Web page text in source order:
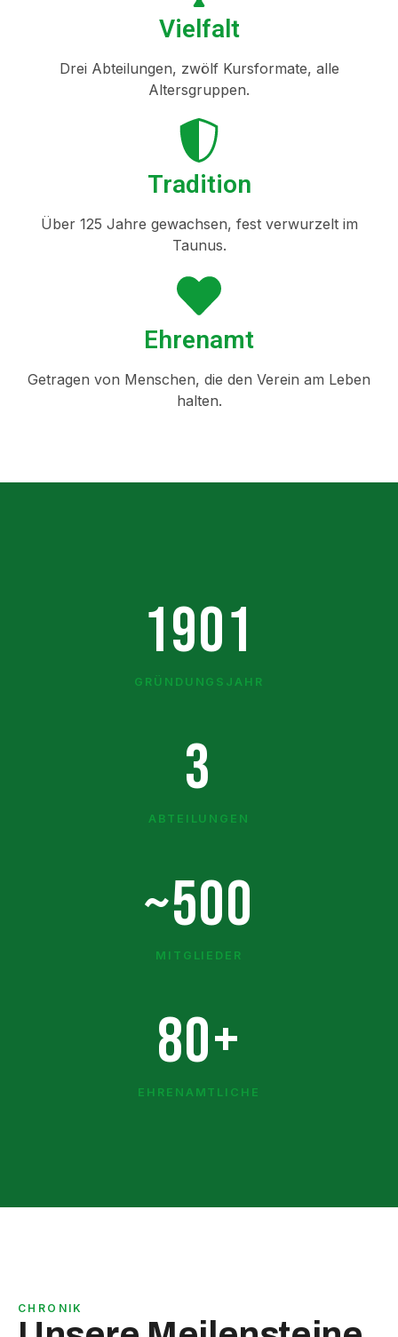
Vielfalt
Drei Abteilungen, zwölf Kursformate, alle
Altersgruppen.
Tradition
Über 125 Jahre gewachsen, fest verwurzelt im
Taunus.
Ehrenamt
Getragen von Menschen, die den Verein am Leben
halten.
1901
GRÜNDUNGSJAHR
3
ABTEILUNGEN
~500
MITGLIEDER
80+
EHRENAMTLICHE
CHRONIK